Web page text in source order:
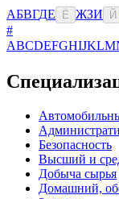
АБВГДЕ Ё ЖЗИ Й
#
ABCDEFGHIJKLM
Безопасность
Высший и
Добыча сырья
Домашний,